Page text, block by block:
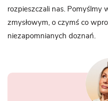
rozpieszczali nas. Pomyślmy
zmysłowym, o czymś co
niezapomnianych doznań.